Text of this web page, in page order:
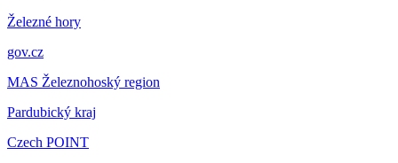
Železné hory
gov.cz
MAS Železnohoský region
Pardubický kraj
Czech POINT